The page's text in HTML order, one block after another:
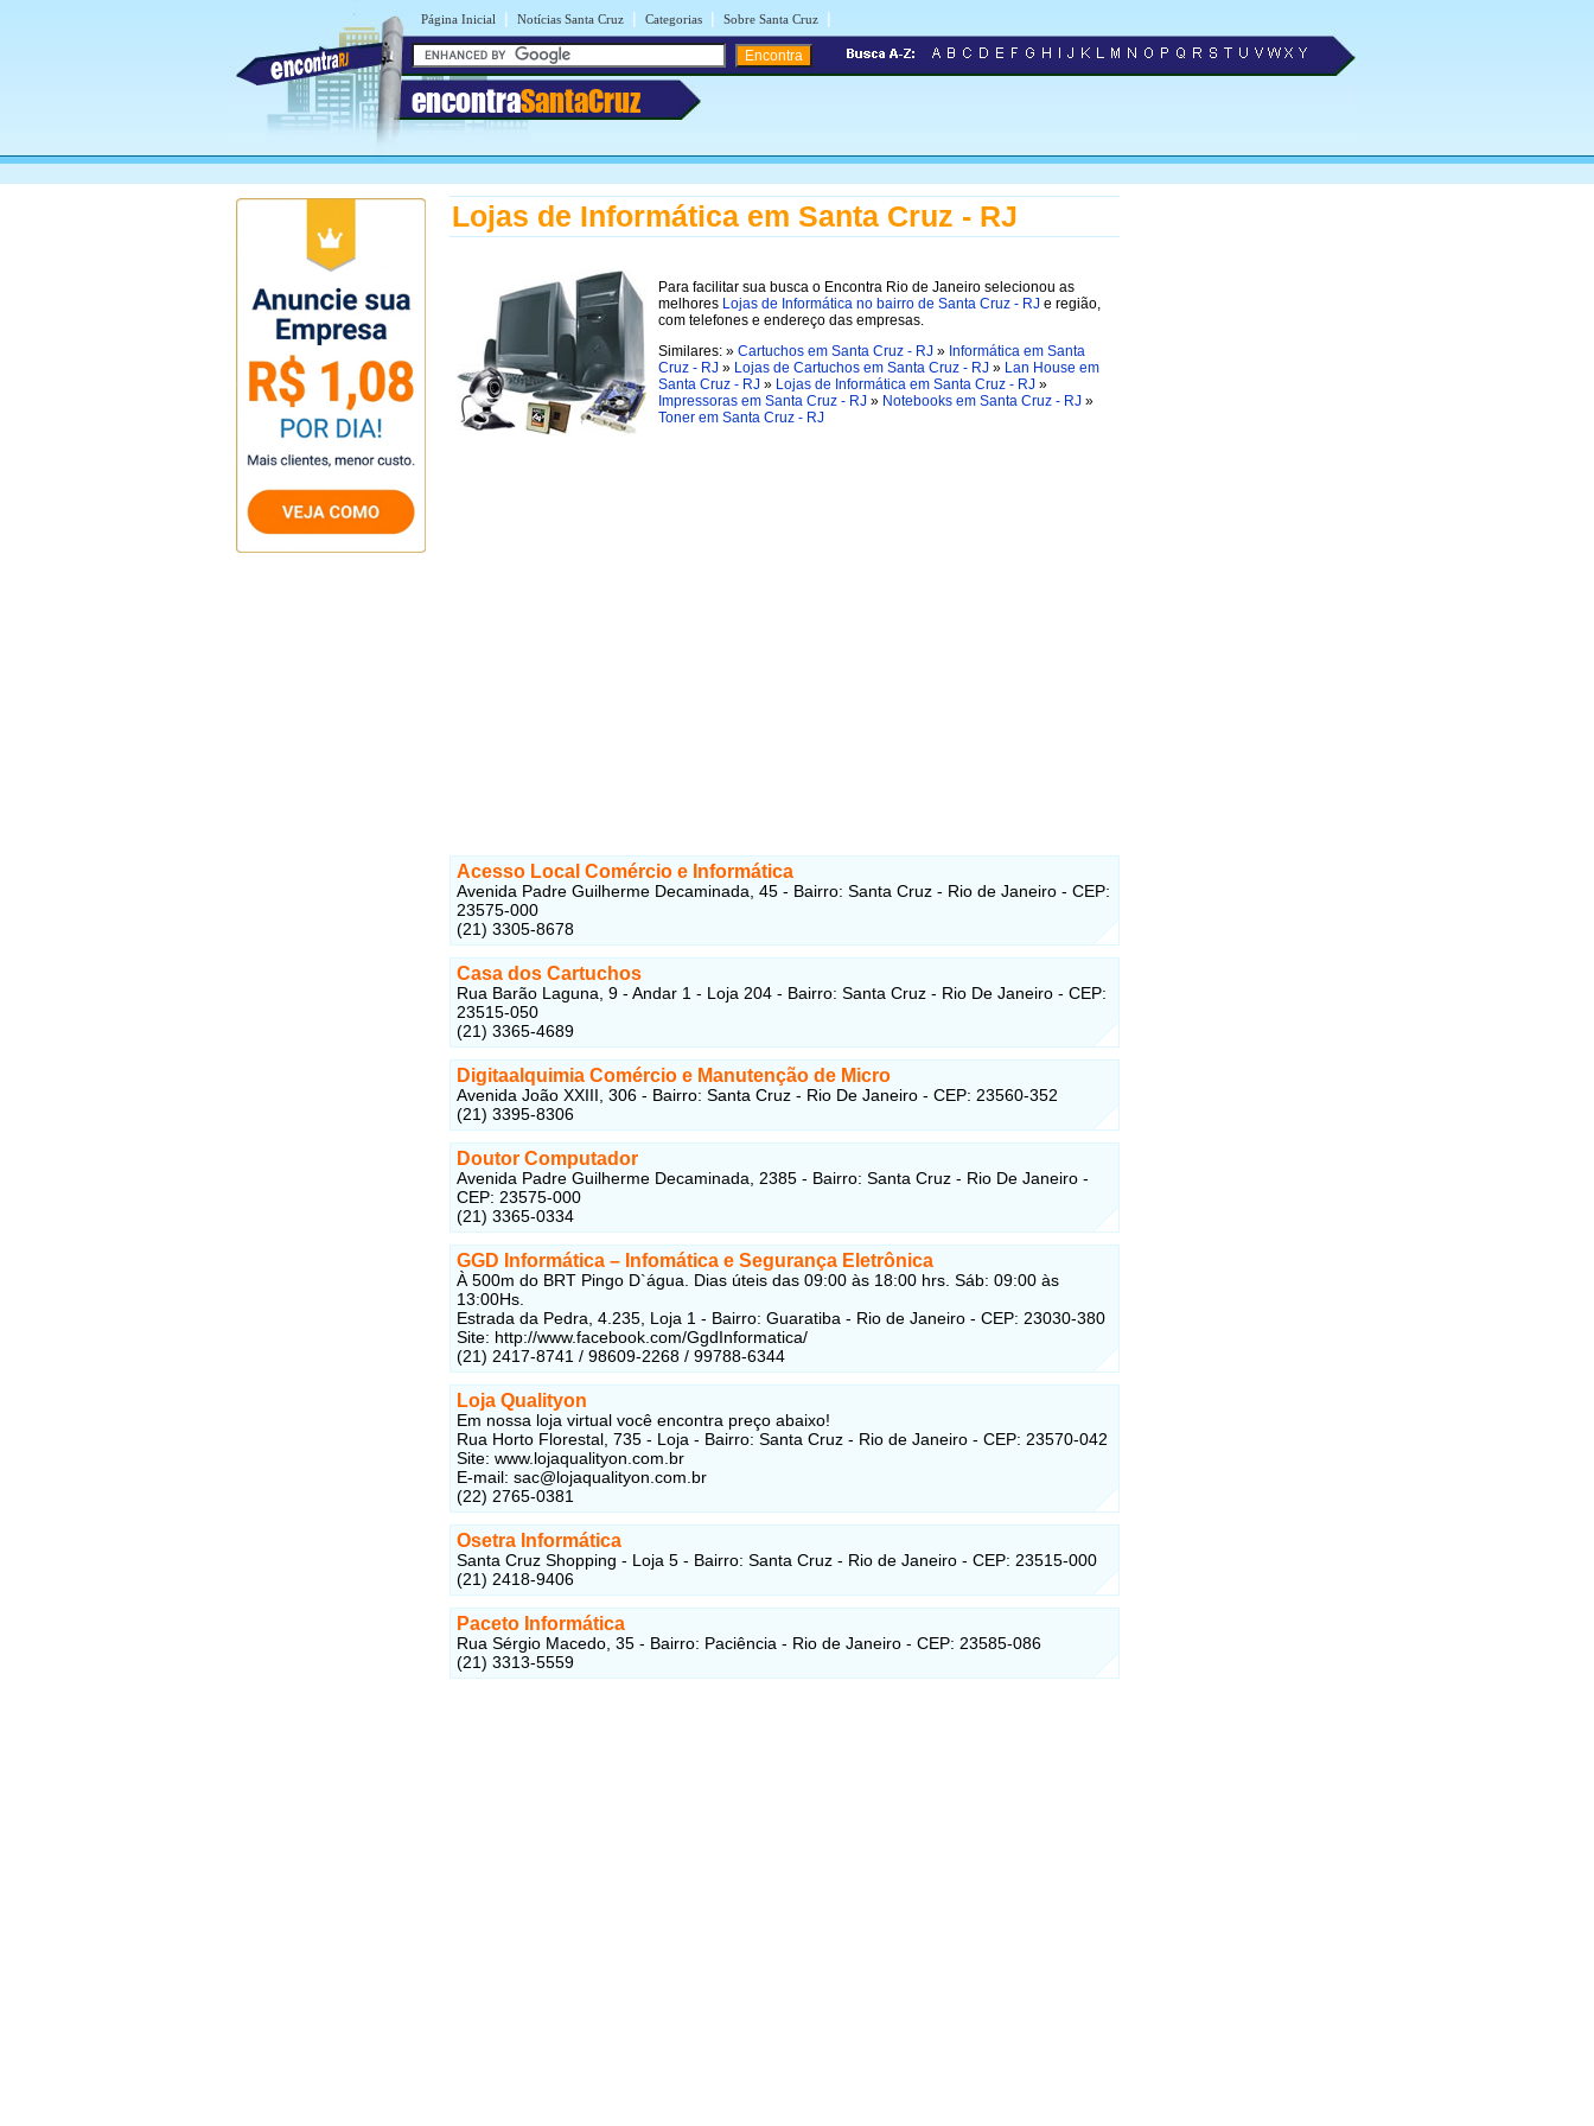
Página Inicial | Notícias Santa Cruz | Categorias | Sobre Santa Cruz |
encontraSantaCruz
Lojas de Informática em Santa Cruz - RJ
Para facilitar sua busca o Encontra Rio de Janeiro selecionou as
melhores Lojas de Informática no bairro de Santa Cruz - RJ e região,
com telefones e endereço das empresas.
Similares: » Cartuchos em Santa Cruz - RJ » Informática em Santa
Cruz - RJ » Lojas de Cartuchos em Santa Cruz - RJ » Lan House em
Santa Cruz - RJ » Lojas de Informática em Santa Cruz - RJ »
Impressoras em Santa Cruz - RJ » Notebooks em Santa Cruz - RJ »
Toner em Santa Cruz - RJ
Acesso Local Comércio e Informática
Avenida Padre Guilherme Decaminada, 45 - Bairro: Santa Cruz - Rio de Janeiro - CEP:
23575-000
(21) 3305-8678
Casa dos Cartuchos
Rua Barão Laguna, 9 - Andar 1 - Loja 204 - Bairro: Santa Cruz - Rio De Janeiro - CEP:
23515-050
(21) 3365-4689
Digitaalquimia Comércio e Manutenção de Micro
Avenida João XXIII, 306 - Bairro: Santa Cruz - Rio De Janeiro - CEP: 23560-352
(21) 3395-8306
Doutor Computador
Avenida Padre Guilherme Decaminada, 2385 - Bairro: Santa Cruz - Rio De Janeiro -
CEP: 23575-000
(21) 3365-0334
GGD Informática – Infomática e Segurança Eletrônica
À 500m do BRT Pingo D`água. Dias úteis das 09:00 às 18:00 hrs. Sáb: 09:00 às
13:00Hs.
Estrada da Pedra, 4.235, Loja 1 - Bairro: Guaratiba - Rio de Janeiro - CEP: 23030-380
Site: http://www.facebook.com/GgdInformatica/
(21) 2417-8741 / 98609-2268 / 99788-6344
Loja Qualityon
Em nossa loja virtual você encontra preço abaixo!
Rua Horto Florestal, 735 - Loja - Bairro: Santa Cruz - Rio de Janeiro - CEP: 23570-042
Site: www.lojaqualityon.com.br
E-mail: sac@lojaqualityon.com.br
(22) 2765-0381
Osetra Informática
Santa Cruz Shopping - Loja 5 - Bairro: Santa Cruz - Rio de Janeiro - CEP: 23515-000
(21) 2418-9406
Paceto Informática
Rua Sérgio Macedo, 35 - Bairro: Paciência - Rio de Janeiro - CEP: 23585-086
(21) 3313-5559